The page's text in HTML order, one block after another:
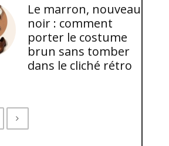
Le marron, nouveau
noir : comment
porter le costume
brun sans tomber
dans le cliché rétro